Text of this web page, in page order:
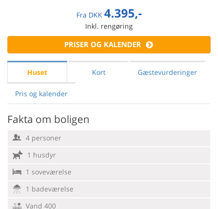
Fra DKK 4.395,-
Inkl. rengøring
PRISER OG KALENDER
Huset Kort Gæstevurderinger
Pris og kalender
Fakta om boligen
4 personer
1 husdyr
1 soveværelse
1 badeværelse
Vand 400